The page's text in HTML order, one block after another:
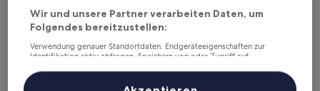
Hotel Servatius Köln
Wir und unsere Partner verarbeiten Daten, um
Folgendes bereitzustellen:
Verwendung genauer Standortdaten. Endgeräteeigenschaften zur
Identifikation aktiv abfragen. Speichern von oder Zugriff auf
Inhalte, Messung von Werbeleistung und der Performance von Inhalten,
Zielgruppenforschung sowie Entwicklung und Verbesserung von